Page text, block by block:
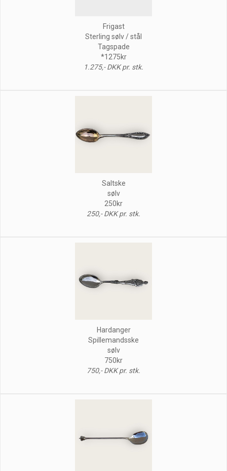
Frigast
Sterling sølv / stål
Tagspade
*1275kr
1.275,- DKK pr. stk.
Saltske
sølv
250kr
250,- DKK pr. stk.
Hardanger
Spillemandsske
sølv
750kr
750,- DKK pr. stk.